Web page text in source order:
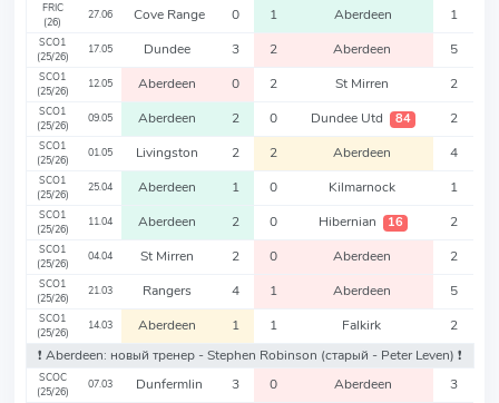
FRIC
(26)
27.06 Cove Range 0 1 Aberdeen 1
SCO1
(25/26)
17.05 Dundee 3 2 Aberdeen 5
SCO1
(25/26)
12.05 Aberdeen 0 2 St Mirren 2
SCO1
(25/26)
09.05 Aberdeen 2 0 Dundee Utd 84 2
SCO1
(25/26)
01.05 Livingston 2 2 Aberdeen 4
SCO1
(25/26)
25.04 Aberdeen 1 0 Kilmarnock 1
SCO1
(25/26)
11.04 Aberdeen 2 0 Hibernian 16 2
SCO1
(25/26)
04.04 St Mirren 2 0 Aberdeen 2
SCO1
(25/26)
21.03 Rangers 4 1 Aberdeen 5
SCO1
(25/26)
14.03 Aberdeen 1 1 Falkirk
2
❗️ Aberdeen: новый тренер - Stephen Robinson (старый - Peter Leven) ❗️
SCOC
(25/26)
07.03 Dunfermlin 3 0 Aberdeen 3